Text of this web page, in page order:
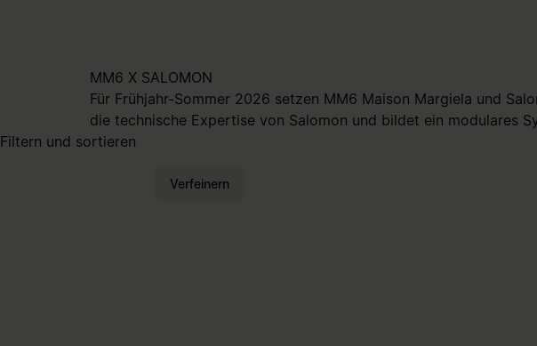
MM6 X SALOMON
Für Frühjahr-Sommer 2026 setzen MM6 Maison Margiela und
die technische Expertise von Salomon und bildet ein modulares
Filtern und sortieren
Verfeinern